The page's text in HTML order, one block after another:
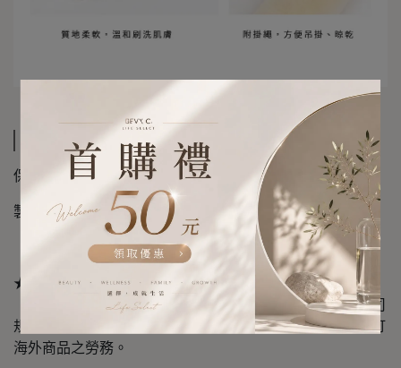
規格說明
保存方法：放置陰涼乾燥處，避免陽光直射。
製造產地：臺灣。
★本官網部分商品(一心選品)皆明確標示，係屬「預購」、
「代購」性質，買家下訂後，並於付款前，勾選同意本公司
規定，才能完成下訂，即成立委任買賣契約，給付賣家代訂
海外商品之勞務。